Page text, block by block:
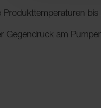
Produkttemperaturen bis
Gegendruck am